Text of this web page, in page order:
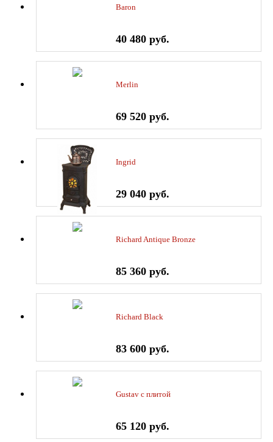
Baron
40 480 руб.
Merlin
69 520 руб.
Ingrid
29 040 руб.
Richard Antique Bronze
85 360 руб.
Richard Black
83 600 руб.
Gustav c плитой
65 120 руб.